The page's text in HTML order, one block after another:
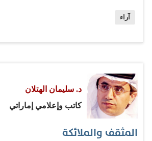
عن موضوع التحرشات الذي بات ظاهرة
التعنيف ضد العاملات المنزليات من قبل
الكثير من البلدان لإعادة النظر في
العاملات المنزليات وإضافة شروط أخرى
العمل ، وفي حال توصلت الجهات المعنية
آراء
د. سليمان الهتلان
كاتب وإعلامي إماراتي
المثقف والملائكة